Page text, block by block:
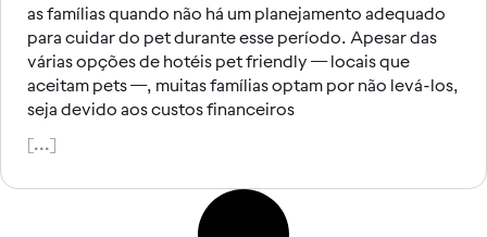
as famílias quando não há um planejamento adequado
para cuidar do pet durante esse período. Apesar das
várias opções de hotéis pet friendly — locais que
aceitam pets —, muitas famílias optam por não levá-los,
seja devido aos custos financeiros
[...]